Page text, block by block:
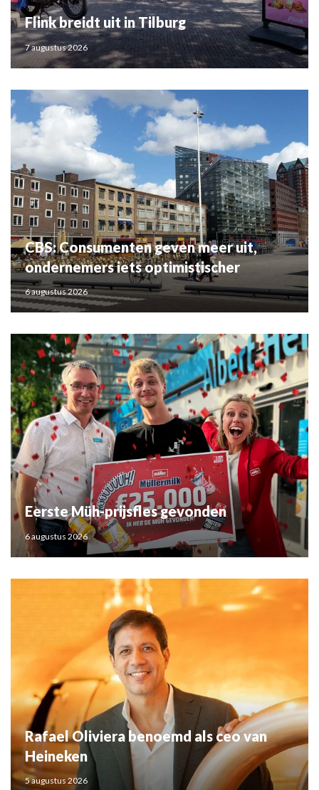
Flink breidt uit in Tilburg
7 augustus 2026
CBS: Consumenten geven meer uit,
ondernemers iets optimistischer
6 augustus 2026
Eerste Müh-prijsfles gevonden
6 augustus 2026
Rafael Oliviera benoemd als ceo van
Heineken
5 augustus 2026